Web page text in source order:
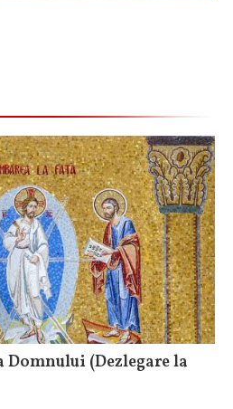
Domnului (Dezlegare la